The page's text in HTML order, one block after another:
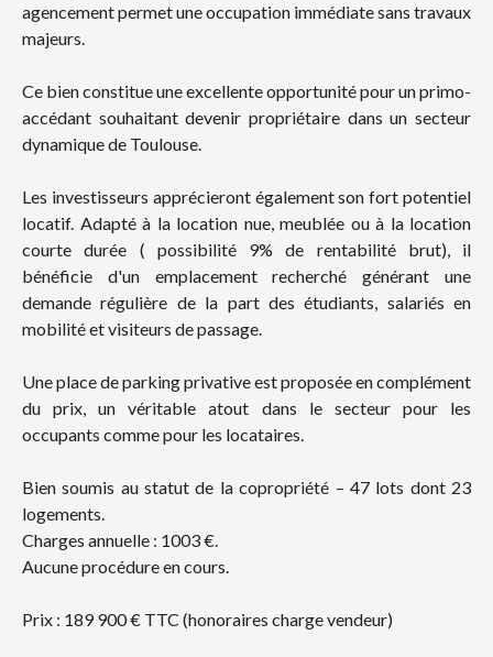
agencement permet une occupation immédiate sans travaux
majeurs.
Ce bien constitue une excellente opportunité pour un primo-
accédant souhaitant devenir propriétaire dans un secteur
dynamique de Toulouse.
Les investisseurs apprécieront également son fort potentiel
locatif. Adapté à la location nue, meublée ou à la location
courte durée ( possibilité 9% de rentabilité brut), il
bénéficie d'un emplacement recherché générant une
demande régulière de la part des étudiants, salariés en
mobilité et visiteurs de passage.
Une place de parking privative est proposée en complément
du prix, un véritable atout dans le secteur pour les
occupants comme pour les locataires.
Bien soumis au statut de la copropriété – 47 lots dont 23
logements.
Charges annuelle : 1003 €.
Aucune procédure en cours.
Prix : 189 900 € TTC (honoraires charge vendeur)